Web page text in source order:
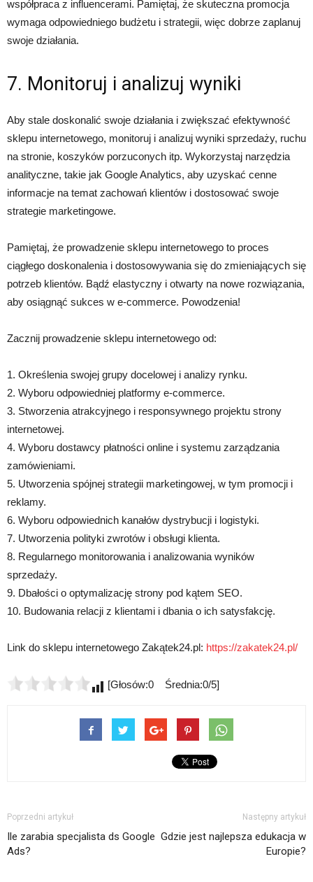
współpraca z influencerami. Pamiętaj, że skuteczna promocja
wymaga odpowiedniego budżetu i strategii, więc dobrze zaplanuj
swoje działania.
7. Monitoruj i analizuj wyniki
Aby stale doskonalić swoje działania i zwiększać efektywność
sklepu internetowego, monitoruj i analizuj wyniki sprzedaży, ruchu
na stronie, koszyków porzuconych itp. Wykorzystaj narzędzia
analityczne, takie jak Google Analytics, aby uzyskać cenne
informacje na temat zachowań klientów i dostosować swoje
strategie marketingowe.
Pamiętaj, że prowadzenie sklepu internetowego to proces
ciągłego doskonalenia i dostosowywania się do zmieniających się
potrzeb klientów. Bądź elastyczny i otwarty na nowe rozwiązania,
aby osiągnąć sukces w e-commerce. Powodzenia!
Zacznij prowadzenie sklepu internetowego od:
1. Określenia swojej grupy docelowej i analizy rynku.
2. Wyboru odpowiedniej platformy e-commerce.
3. Stworzenia atrakcyjnego i responsywnego projektu strony
internetowej.
4. Wyboru dostawcy płatności online i systemu zarządzania
zamówieniami.
5. Utworzenia spójnej strategii marketingowej, w tym promocji i
reklamy.
6. Wyboru odpowiednich kanałów dystrybucji i logistyki.
7. Utworzenia polityki zwrotów i obsługi klienta.
8. Regularnego monitorowania i analizowania wyników
sprzedaży.
9. Dbałości o optymalizację strony pod kątem SEO.
10. Budowania relacji z klientami i dbania o ich satysfakcję.
Link do sklepu internetowego Zakątek24.pl: https://zakatek24.pl/
[Głosów:0 Średnia:0/5]
Poprzedni artykuł
Ile zarabia specjalista ds Google
Ads?
Następny artykuł
Gdzie jest najlepsza edukacja w
Europie?